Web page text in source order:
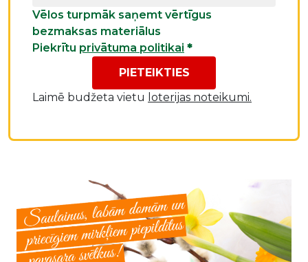
Vēlos turpmāk saņemt vērtīgus
bezmaksas materiālus
Piekrītu privātuma politikai *
PIETEIKTIES
Laimē budžeta vietu loterijas noteikumi.